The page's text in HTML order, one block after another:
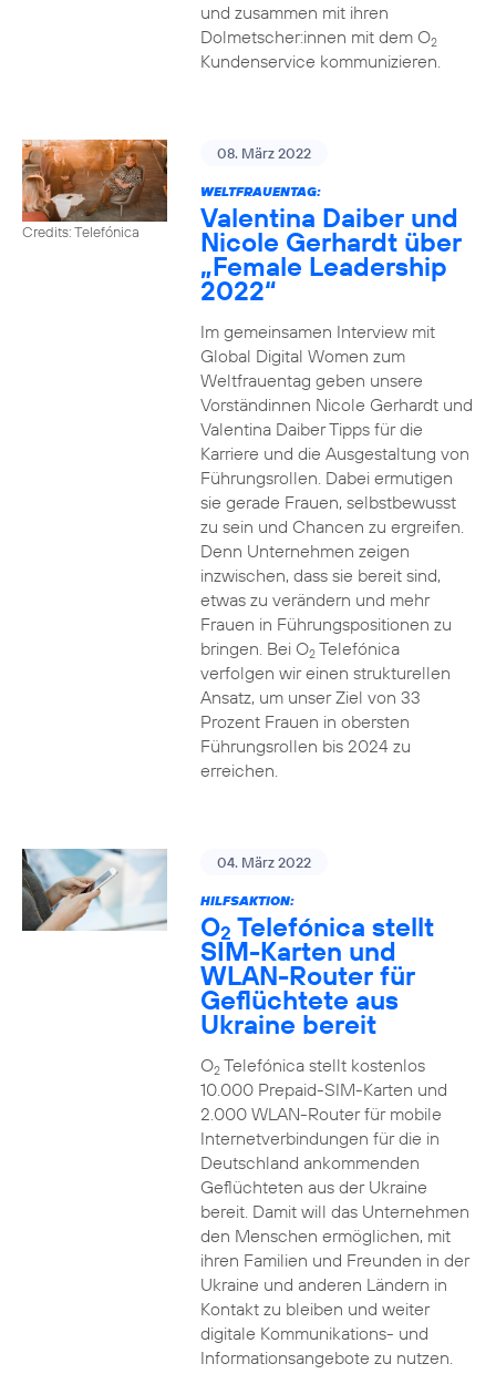
und zusammen mit ihren
Dolmetscher:innen mit dem O2
Kundenservice kommunizieren.
Credits: Telefónica
08. März 2022
WELTFRAUENTAG:
Valentina Daiber und
Nicole Gerhardt über
„Female Leadership
2022“
Im gemeinsamen Interview mit
Global Digital Women zum
Weltfrauentag geben unsere
Vorständinnen Nicole Gerhardt und
Valentina Daiber Tipps für die
Karriere und die Ausgestaltung von
Führungsrollen. Dabei ermutigen
sie gerade Frauen, selbstbewusst
zu sein und Chancen zu ergreifen.
Denn Unternehmen zeigen
inzwischen, dass sie bereit sind,
etwas zu verändern und mehr
Frauen in Führungspositionen zu
bringen. Bei O2Telefónica
verfolgen wir einen strukturellen
Ansatz, um unser Ziel von 33
Prozent Frauen in obersten
Führungsrollen bis 2024 zu
erreichen.
04. März 2022
HILFSAKTION:
O2 Telefónica stellt
SIM-Karten und
WLAN-Router für
Geflüchtete aus
Ukraine bereit
O2Telefónica stellt kostenlos
10.000 Prepaid-SIM-Karten und
2.000 WLAN-Router für mobile
Internetverbindungen für die in
Deutschland ankommenden
Geflüchteten aus der Ukraine
bereit. Damit will das Unternehmen
den Menschen ermöglichen, mit
ihren Familien und Freunden in der
Ukraine und anderen Ländern in
Kontakt zu bleiben und weiter
digitale Kommunikations- und
Informationsangebote zu nutzen.